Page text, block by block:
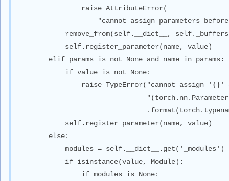
raise AttributeError(
"cannot assign parameters before
remove_from(self.__dict__, self._buffers,
self.register_parameter(name, value)
elif params is not None and name in params:
if value is not None:
raise TypeError("cannot assign '{}' as
"(torch.nn.Parameter or
self.register_parameter(name, value)
else:
modules = self.__dict__.get('_modules')
if isinstance(value, Module):
if modules is None: